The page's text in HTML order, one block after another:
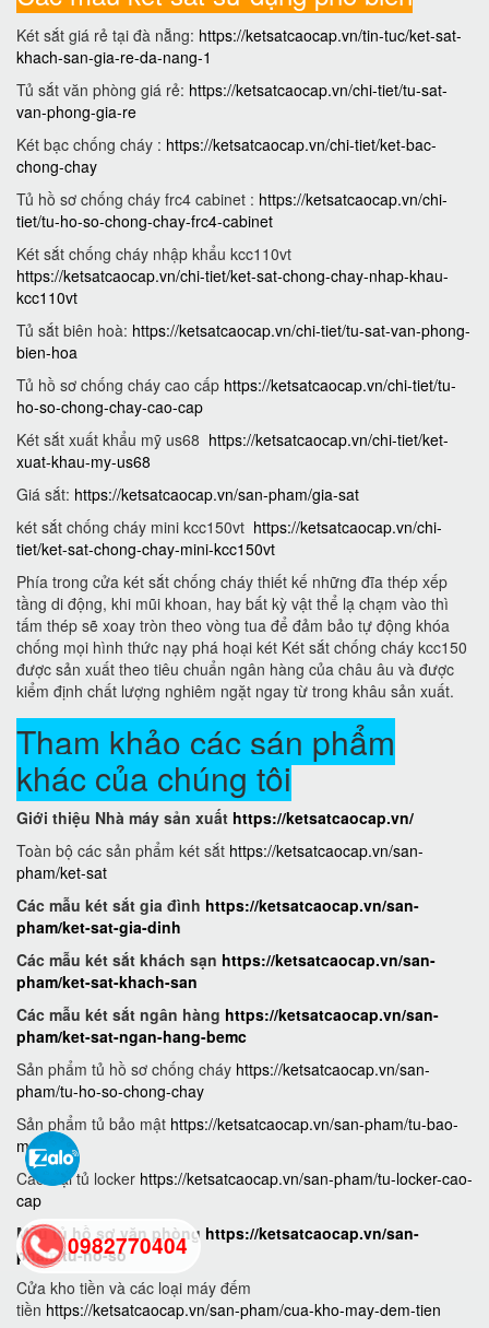
Két sắt giá rẻ tại đà nẵng: https://ketsatcaocap.vn/tin-tuc/ket-sat-
khach-san-gia-re-da-nang-1
Tủ sắt văn phòng giá rẻ: https://ketsatcaocap.vn/chi-tiet/tu-sat-
van-phong-gia-re
Két bạc chống cháy : https://ketsatcaocap.vn/chi-tiet/ket-bac-
chong-chay
Tủ hồ sơ chống cháy frc4 cabinet : https://ketsatcaocap.vn/chi-
tiet/tu-ho-so-chong-chay-frc4-cabinet
Két sắt chống cháy nhập khẩu kcc110vt
https://ketsatcaocap.vn/chi-tiet/ket-sat-chong-chay-nhap-khau-
kcc110vt
Tủ sắt biên hoà: https://ketsatcaocap.vn/chi-tiet/tu-sat-van-phong-
bien-hoa
Tủ hồ sơ chống cháy cao cấp https://ketsatcaocap.vn/chi-tiet/tu-
ho-so-chong-chay-cao-cap
Két sắt xuất khẩu mỹ us68 https://ketsatcaocap.vn/chi-tiet/ket-
xuat-khau-my-us68
Giá sắt: https://ketsatcaocap.vn/san-pham/gia-sat
két sắt chống cháy mini kcc150vt https://ketsatcaocap.vn/chi-
tiet/ket-sat-chong-chay-mini-kcc150vt
Phía trong cửa két sắt chống cháy thiết kế những đĩa thép xếp
tầng di động, khi mũi khoan, hay bất kỳ vật thể lạ chạm vào thì
tấm thép sẽ xoay tròn theo vòng tua để đảm bảo tự động khóa
chống mọi hình thức nạy phá hoại két Két sắt chống cháy kcc150
được sản xuất theo tiêu chuẩn ngân hàng của châu âu và được
kiểm định chất lượng nghiêm ngặt ngay từ trong khâu sản xuất.
Tham khảo các sán phẩm
khác của chúng tôi
Giới thiệu Nhà máy sản xuất https://ketsatcaocap.vn/
Toàn bộ các sản phẩm két sắt https://ketsatcaocap.vn/san-
pham/ket-sat
Các mẫu két sắt gia đình https://ketsatcaocap.vn/san-
pham/ket-sat-gia-dinh
Các mẫu két sắt khách sạn https://ketsatcaocap.vn/san-
pham/ket-sat-khach-san
Các mẫu két sắt ngân hàng https://ketsatcaocap.vn/san-
pham/ket-sat-ngan-hang-bemc
Sản phẩm tủ hồ sơ chống cháy https://ketsatcaocap.vn/san-
pham/tu-ho-so-chong-chay
Sản phẩm tủ bảo mật https://ketsatcaocap.vn/san-pham/tu-bao-
mat
Các loại tủ locker https://ketsatcaocap.vn/san-pham/tu-locker-cao-
cap
Mẫu tủ hồ sơ văn phòng https://ketsatcaocap.vn/san-
pham/tu-ho-so
Cửa kho tiền và các loại máy đếm
tiền https://ketsatcaocap.vn/san-pham/cua-kho-may-dem-tien
0982770404
back